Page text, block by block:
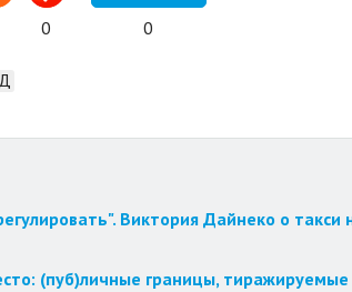
0 0
Виктория Дайнеко о
(пуб)личные границы,